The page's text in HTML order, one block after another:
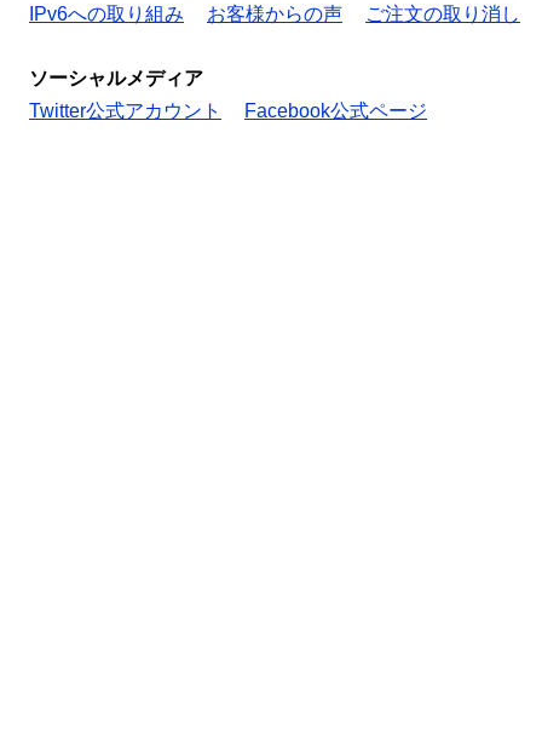
IPv6への取り組み
お客様からの声 ご注文の取り消し
ソーシャルメディア
Twitter公式アカウント
Facebook公式ページ